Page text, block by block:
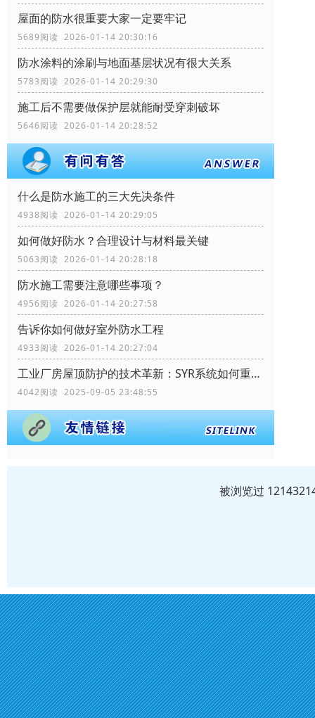
屋面的防水很重要大家一定要牢记
5689阅读 2026-01-14 20:30:16
防水涂料的涂刷与地面基层状况有很大关系
5783阅读 2026-01-14 20:29:30
施工后不需要做保护层就能耐受穿刺破坏
5646阅读 2026-01-14 20:28:52
什么是防水施工的三大先决条件
4938阅读 2026-01-14 20:29:05
如何做好防水？合理设计与材料最关键
5063阅读 2026-01-14 20:28:18
防水施工需要注意哪些事项？
4956阅读 2026-01-14 20:27:58
告诉你如何做好室外防水工程
4933阅读 2026-01-14 20:27:04
工业厂房屋顶防护的技术革新：SYR系统如何重塑行业标准
4042阅读 2025-09-05 23:48:55
被浏览过